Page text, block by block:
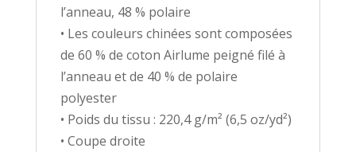
l’anneau, 48 % polaire
• Les couleurs chinées sont composées
de 60 % de coton Airlume peigné filé à
l’anneau et de 40 % de polaire
polyester
• Poids du tissu : 220,4 g/m² (6,5 oz/yd²)
• Coupe droite